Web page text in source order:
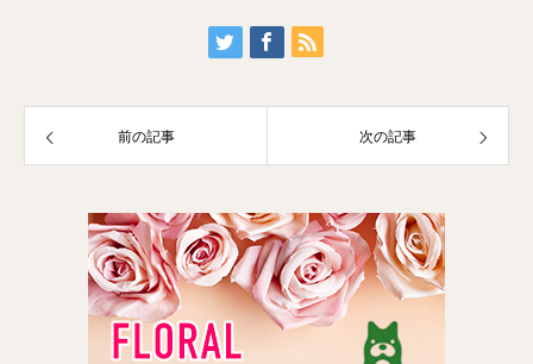
前の記事 次の記事